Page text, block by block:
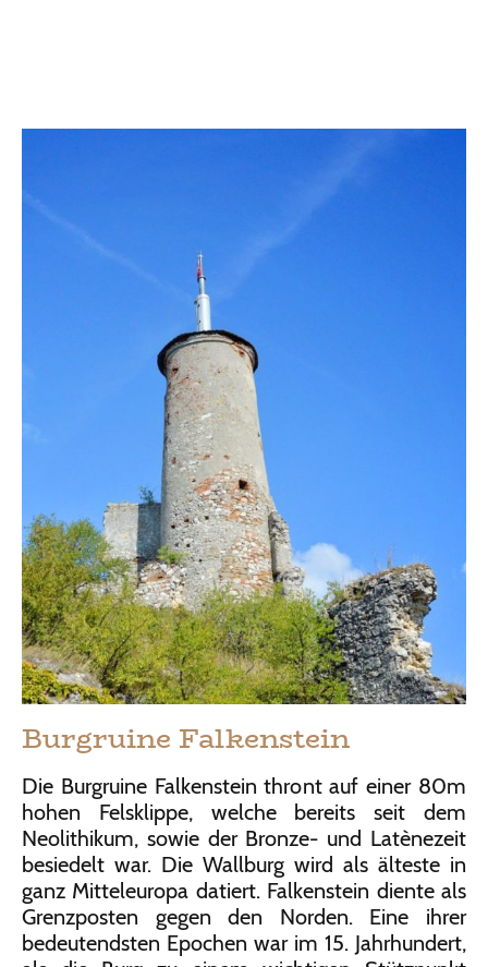
Burgruine Falkenstein
Die Burgruine Falkenstein thront auf einer 80m
hohen Felsklippe, welche bereits seit dem
Neolithikum, sowie der Bronze- und Latènezeit
besiedelt war. Die Wallburg wird als älteste in
ganz Mitteleuropa datiert. Falkenstein diente als
Grenzposten gegen den Norden. Eine ihrer
bedeutendsten Epochen war im 15. Jahrhundert,